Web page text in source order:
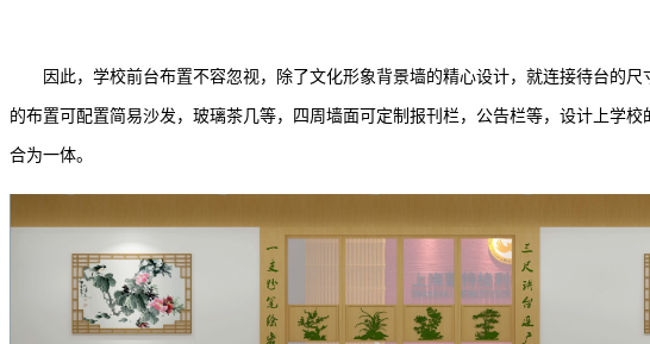
因此，学校前台布置不容忽视，除了文化形象背景墙的精心设计，就连接待台的尺
的布置可配置简易沙发，玻璃茶几等，四周墙面可定制报刊栏，公告栏等，设计上学
合为一体。